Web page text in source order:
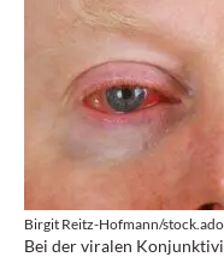
Birgit Reitz-Hofmann/
Bei der viralen